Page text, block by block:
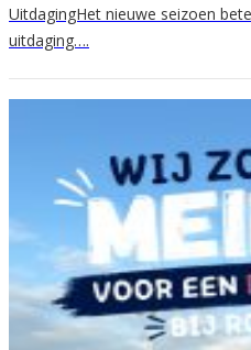
UitdagingHet nieuwe seizoen
uitdaging….